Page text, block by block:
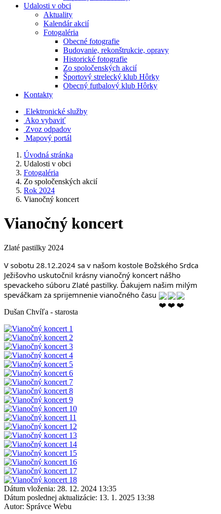
Udalosti v obci
Aktuality
Kalendár akcií
Fotogaléria
Obecné fotografie
Budovanie, rekonštrukcie, opravy
Historické fotografie
Zo spoločenských akcií
Športový strelecký klub Hôrky
Obecný futbalový klub Hôrky
Kontakty
Elektronické služby
Ako vybaviť
Zvoz odpadov
Mapový portál
Úvodná stránka
Udalosti v obci
Fotogaléria
Zo spoločenských akcií
Rok 2024
Vianočný koncert
Vianočný koncert
Zlaté pastilky 2024
V sobotu 28.12.2024 sa v našom kostole Božského Srdca
Ježišovho uskutočnil krásny vianočný koncert nášho
spevackeho súboru Zlaté pastilky. Ďakujem našim milým
speváčkam za sprijemnenie vianočného času
Dušan Chvíľa - starosta
Dátum vloženia: 28. 12. 2024 13:35
Dátum poslednej aktualizácie: 13. 1. 2025 13:38
Autor: Správce Webu